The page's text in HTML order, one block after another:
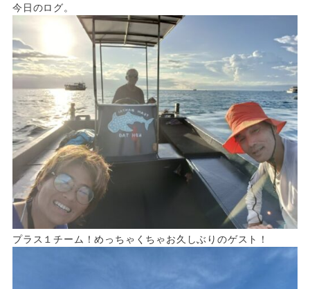
今日のログ。
プラス１チーム！めっちゃくちゃお久しぶりのゲスト！